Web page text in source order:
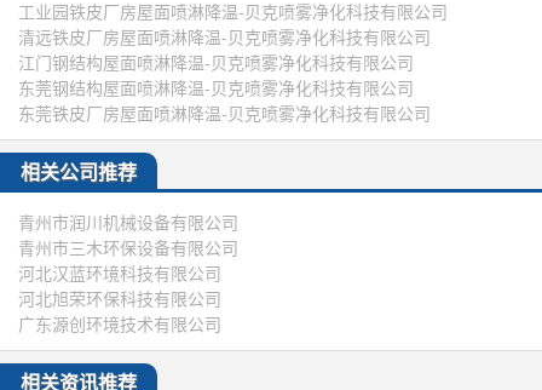
工业园铁皮厂房屋面喷淋降温-贝克喷雾净化科技有限公司
清远铁皮厂房屋面喷淋降温-贝克喷雾净化科技有限公司
江门钢结构屋面喷淋降温-贝克喷雾净化科技有限公司
东莞钢结构屋面喷淋降温-贝克喷雾净化科技有限公司
东莞铁皮厂房屋面喷淋降温-贝克喷雾净化科技有限公司
相关公司推荐
青州市润川机械设备有限公司
青州市三木环保设备有限公司
河北汉蓝环境科技有限公司
河北旭荣环保科技有限公司
广东源创环境技术有限公司
相关资讯推荐